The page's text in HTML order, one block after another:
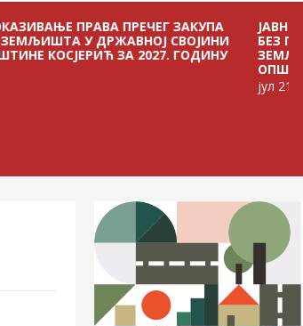
ПРАВА ПРЕЧЕГ ЗАКУПА
У ДРЖАВНОЈ СВОЈИНИ
ЗА 2027. ГОДИНУ
ЈАВНИ ПОЗИВ
БЕЗ ПЛАЋАЊА
ЗЕМЉИШТА У
ОПШТИНЕ
јул 21, 2026